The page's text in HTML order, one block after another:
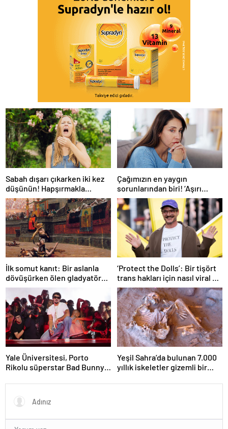
Sabah dışarı çıkarken iki kez
düşünün! Hapşırmakla
başlayıp astıma
dönüşebiliyor
Çağımızın en yaygın
sorunlarından biri! ‘Aşırı
düşünmeyle başa çıkmak
mümkün’
İlk somut kanıt: Bir aslanla
dövüşürken ölen gladyatörün
iskeleti bulundu
‘Protect the Dolls’: Bir tişört
trans hakları için nasıl viral bir
sembol haline geldi?
Yale Üniversitesi, Porto
Rikolu süperstar Bad Bunny
Yeşil Sahra’da bulunan 7.000
yıllık iskeletler gizemli bir